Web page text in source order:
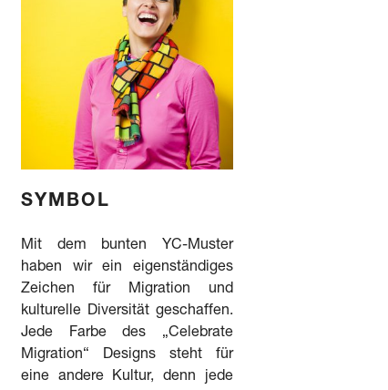
SYMBOL
Mit dem bunten YC-Muster
haben wir ein eigenständiges
Zeichen für Migration und
kulturelle Diversität geschaffen.
Jede Farbe des „Celebrate
Migration“ Designs steht für
eine andere Kultur, denn jede